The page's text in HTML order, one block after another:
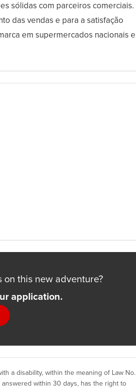
sólidas com parceiros comerciais.
das vendas e para a satisfação
em supermercados nacionais e
on this new adventure?
application.
a disability, within the meaning of Law No.
within 30 days, has the right to